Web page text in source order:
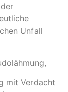
Unfall
mit Verdacht